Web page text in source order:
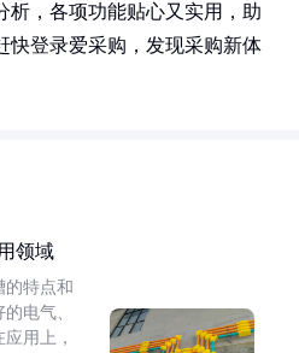
析，各项功能贴心又实用，助
快登录爱采购，发现采购新体
领域
的特点和
电气、
用上，